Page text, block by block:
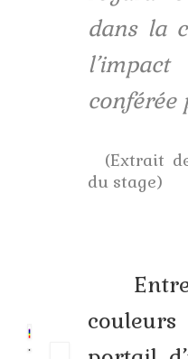
Calendrier
Voyages
Contact
Livres et DVD
Commande
dans la
conférée
(Extrait
du stage)